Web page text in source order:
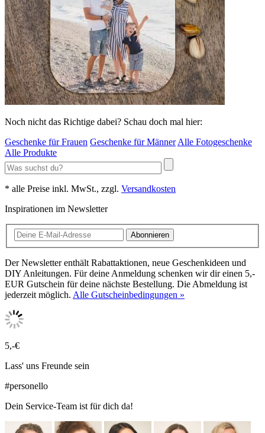
Noch nicht das Richtige dabei? Schau doch mal hier:
Geschenke für Frauen Geschenke für Männer Alle Fotogeschenke
Alle Produkte
* alle Preise inkl. MwSt., zzgl. Versandkosten
Inspirationen im Newsletter
Abonnieren
Der Newsletter enthält Rabattaktionen, neue Geschenkideen und
DIY Anleitungen. Für deine Anmeldung schenken wir dir einen 5,-
EUR Gutschein für deine nächste Bestellung. Die Abmeldung ist
jederzeit möglich. Alle Gutscheinbedingungen »
5,-€
Lass' uns Freunde sein
#personello
Dein Service-Team ist für dich da!